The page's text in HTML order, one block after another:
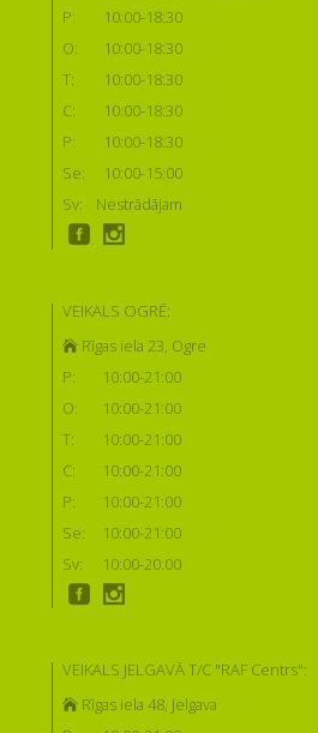
P:
10:00-18:30
O:
10:00-18:30
T:
10:00-18:30
C:
10:00-18:30
P:
10:00-18:30
Se:
10:00-15:00
Sv:
Nestrādājam
VEIKALS OGRĒ:
Rīgas iela 23, Ogre
P:
10:00-21:00
O:
10:00-21:00
T:
10:00-21:00
C:
10:00-21:00
P:
10:00-21:00
Se:
10:00-21:00
Sv:
10:00-20:00
VEIKALS JELGAVĀ T/C "RAF Centrs":
Rīgas iela 48, Jelgava